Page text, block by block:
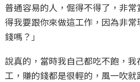
普通容易的人，倔得不得了，非
得我要跟你來做這工作，因為非
錢嗎？」
說真的，當時我自己都吃不飽，我
工，賺的錢都是很輕的，風一吹